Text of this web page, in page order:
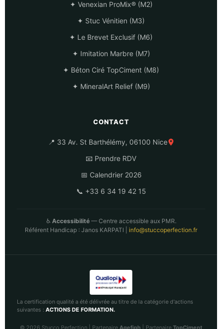
✦ Venexian ProMix® (M2)
✦ Stuc Vénitien (M3)
✦ Le Brevet Exclusif (M6)
✦ Imitation Marbre (M7)
✦ Béton Ciré TopCiment (M8)
✦ MineralArt Relief (M9)
CONTACT
📍 33 Av. St Barthélémy, 06100 Nice
📧 Prendre RDV
📅 Calendrier 2026
📞 +33 6 34 19 42 15
♿ Accessibilité— Centre accessible aux PMR.
Référent Handicap : Janos KARPATI | info@stuccoperfection.fr
La certification qualité a été délivrée au titre de la catégorie d'actions
suivantes : ACTIONS DE FORMATION.
© 2026 Stucco Perfection | Partenaire Agefiph | Partenaire TopCiment